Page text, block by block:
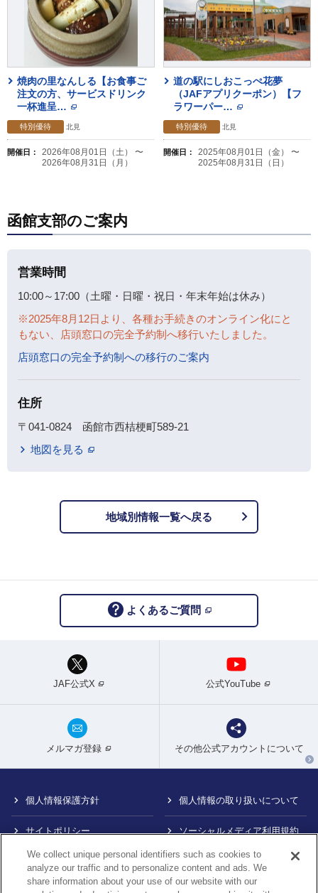
焼肉の里なんしる【お食事ご
注文の方、サービスドリンク
一杯進呈…
特別優待 北見
開催日：
2026年08月01日（土） 〜
2026年08月31日（月）
道の駅にしおこっぺ花夢
（JAFアプリクーポン）【フ
ラワーパー…
特別優待 北見
開催日：
2025年08月01日（金） 〜
2025年08月31日（日）
函館支部のご案内
営業時間
10:00～17:00（土曜・日曜・祝日・年末年始は休み）
※2025年8月12日より、各種お手続きのオンライン化にと
もない、店頭窓口の完全予約制へ移行いたしました。
店頭窓口の完全予約制への移行のご案内
住所
〒041-0824 函館市西桔梗町589-21
地図を見る
地域別情報一覧へ戻る
よくあるご質問
JAF公式X 公式YouTube
メルマガ登録 その他公式アカウントについて
個人情報保護方針 個人情報の取り扱いについて
サイトポリシー ソーシャルメディア利用規約
特定商取引法に基づく表示 情報提供終了のお知らせ
We collect unique personal identifiers such as cookies to
analyze our traffic and to personalize content and ads. We
share information about your use of our website with our